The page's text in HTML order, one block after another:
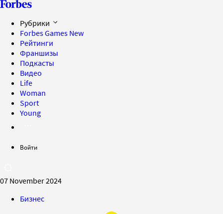
Рубрики
Forbes Games New
Рейтинги
Франшизы
Подкасты
Видео
Life
Woman
Sport
Young
Войти
07 November 2024
Бизнес